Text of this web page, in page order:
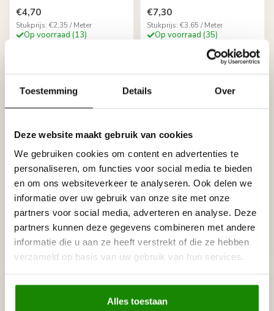
Toestemming Details Over
Deze website maakt gebruik van cookies
We gebruiken cookies om content en advertenties te
personaliseren, om functies voor social media te bieden
en om ons websiteverkeer te analyseren. Ook delen we
informatie over uw gebruik van onze site met onze
partners voor social media, adverteren en analyse. Deze
partners kunnen deze gegevens combineren met andere
informatie die u aan ze heeft verstrekt of die ze hebben
verzameld op basis van uw gebruik van hun services.
Alles toestaan
€4,70
Stukprijs: €2,35 / Meter
Op voorraad (13)
€7,30
Stukprijs: €3,65 / Meter
Op voorraad (35)
HOMESTAR
K130 (95 x 95 mm),
€12,70
Stukprijs: €6,35 / Meter
Niet op voorraad
HOMESTAR
A3 (15 x 15 mm), lengte
€2,80
Stukprijs: €1,40 / Meter
Op voorraad (200)